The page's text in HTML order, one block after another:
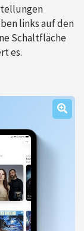
links auf den
Schaltfläche
es.